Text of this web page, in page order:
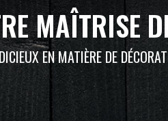
MAÎTRISE
EN MATIÈRE DE